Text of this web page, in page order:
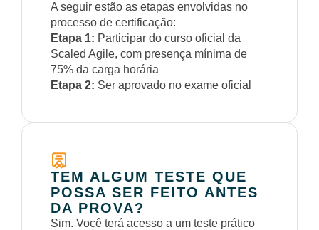
A seguir estão as etapas envolvidas no
processo de certificação:
Etapa 1: Participar do curso oficial da
Scaled Agile, com presença mínima de
75% da carga horária
Etapa 2: Ser aprovado no exame oficial
TEM ALGUM TESTE QUE
POSSA SER FEITO ANTES
DA PROVA?
Sim. Você terá acesso a um teste prático